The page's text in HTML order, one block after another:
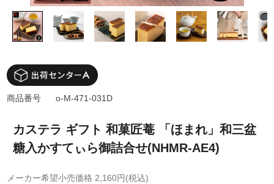
カステラ ギフト 和菓匠菴 「ほまれ」和三盆
糖入かすてぃら御詰合せ(NHMR-AE4)
メーカー希望小売価格 2,160円(税込)
商品番号 o-M-471-031D